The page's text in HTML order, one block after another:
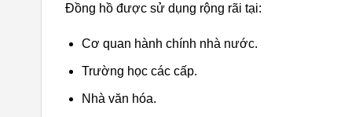
Đồng hồ được sử dụng rộng rãi tại:
Cơ quan hành chính nhà nước.
Trường học các cấp.
Nhà văn hóa.